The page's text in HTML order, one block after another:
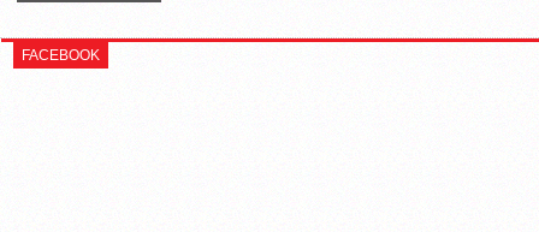
FACEBOOK